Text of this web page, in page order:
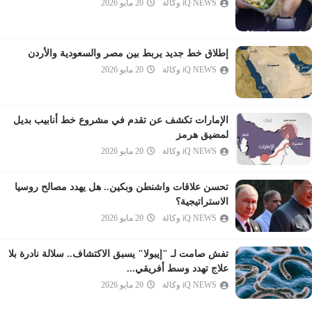
المؤمنون
النور
الفرقان
الشعراء
النمل
القصص
العنكبوت
الروم
السجدة
الأحزاب
فاطر
يس
الصافات
iQ NEWS وكالة 20 مايو 2026
إطلاق خط جديد يربط بين مصر والسعودية والأردن
iQ NEWS وكالة 20 مايو 2026
الإمارات تكشف عن تقدم في مشروع خط أنابيب بديل
لمضيق هرمز
iQ NEWS وكالة 20 مايو 2026
تحسن علاقات واشنطن وبكين.. هل يهدد مصالح روسيا
الاستراتيجية؟
iQ NEWS وكالة 20 مايو 2026
تفش صامت لـ "إيبولا" يسبق الاكتشاف.. سلالة نادرة بلا
علاج تهدد وسط أفريقي...
iQ NEWS وكالة 20 مايو 2026